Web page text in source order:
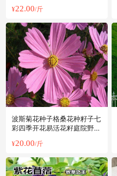
¥22.00/斤
波斯菊花种子格桑花种籽子七
彩四季开花易活花籽庭院野花
¥20.00/斤